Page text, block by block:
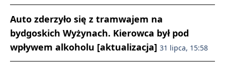
Auto zderzyło się z tramwajem na
bydgoskich Wyżynach. Kierowca był pod
wpływem alkoholu [aktualizacja] 31 lipca, 15:58